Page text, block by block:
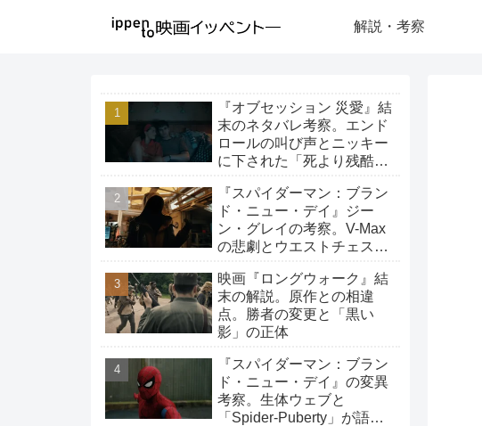
解説・考察
『オブセッション 災愛』結
末のネタバレ考察。エンド
ロールの叫び声とニッキー
に下された「死より残酷な
『スパイダーマン：ブラン
ド・ニュー・デイ』ジー
ン・グレイの考察。V-Max
の悲劇とウエストチェスタ
映画『ロングウォーク』結
末の解説。原作との相違
点。勝者の変更と「黒い
影」の正体
『スパイダーマン：ブラン
ド・ニュー・デイ』の変異
考察。生体ウェブと
「Spider-Puberty」が語る